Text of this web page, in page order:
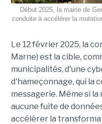
Début 2025, la mairie de
conduite à accélérer la
Le 12 février 2025, la
Marne) est la cible,
municipalités, d'une
d'hameçonnage, qui la
messagerie. Même si
aucune fuite de
accélérer la